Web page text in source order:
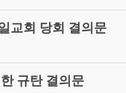
교회 당회 결의문
규탄 결의문